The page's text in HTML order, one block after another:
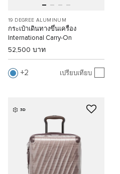
19 DEGREE ALUMINUM
กระเป๋าเดินทางขึ้นเครื่อง
International Carry-On
52,500 บาท
2 เปรียบเทียบ
3D